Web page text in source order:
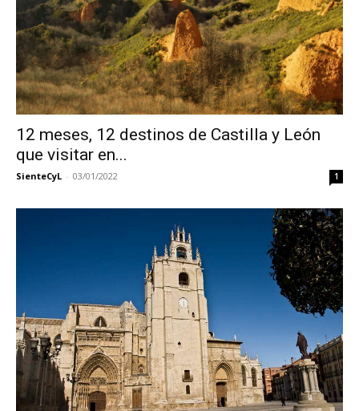
12 meses, 12 destinos de Castilla y León
que visitar en...
SienteCyL - 03/01/2022 1